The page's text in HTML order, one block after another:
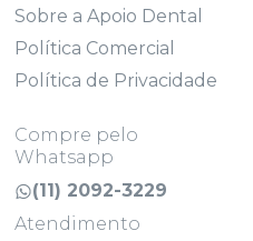
Sobre a Apoio Dental
Política Comercial
Política de Privacidade
Compre pelo
Whatsapp
(11) 2092-3229
Atendimento